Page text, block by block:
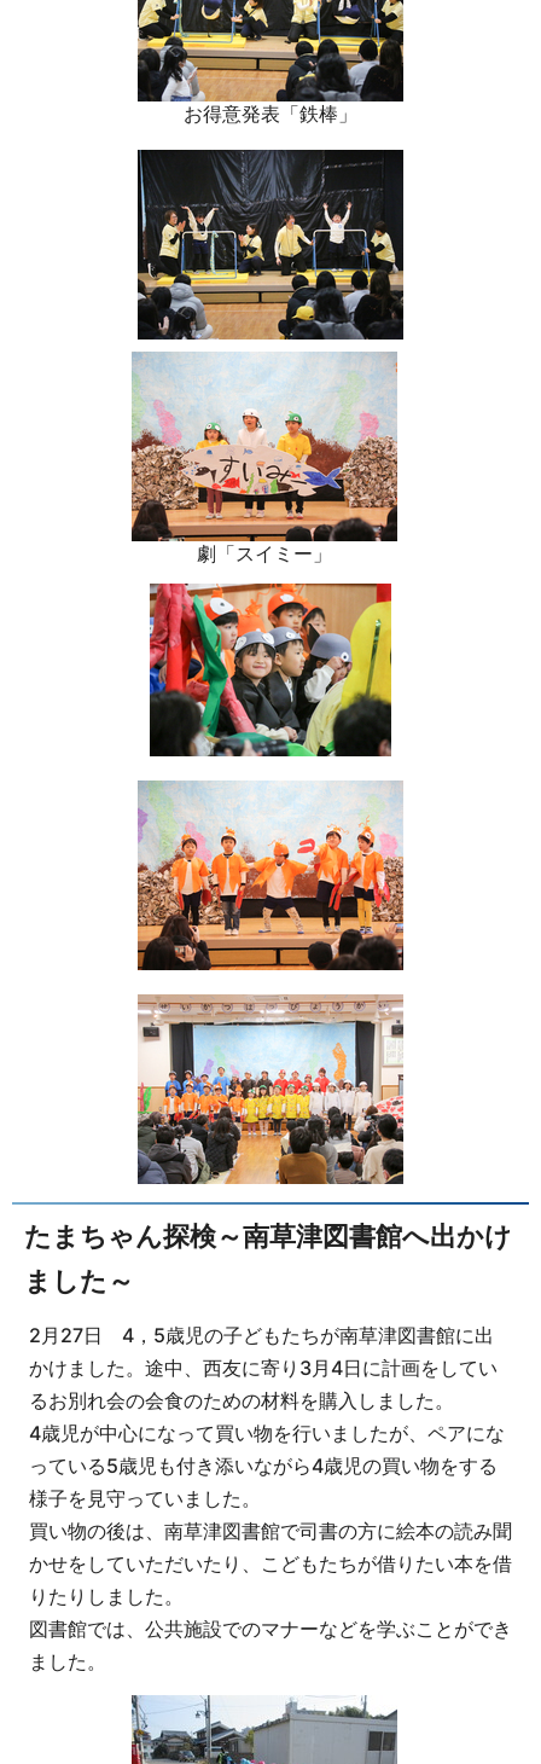
お得意発表「鉄棒」
劇「スイミー」
たまちゃん探検～南草津図書館へ出かけ
ました～
2月27日 4，5歳児の子どもたちが南草津図書館に出
かけました。途中、西友に寄り3月4日に計画をしてい
るお別れ会の会食のための材料を購入しました。
4歳児が中心になって買い物を行いましたが、ペアにな
っている5歳児も付き添いながら4歳児の買い物をする
様子を見守っていました。
買い物の後は、南草津図書館で司書の方に絵本の読み聞
かせをしていただいたり、こどもたちが借りたい本を借
りたりしました。
図書館では、公共施設でのマナーなどを学ぶことができ
ました。